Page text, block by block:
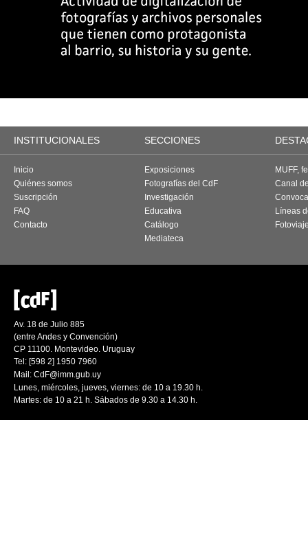
INSTITUCIONALES SECCIONES
Inicio
Quiénes somos
Suscripción
FAQ
Contacto
Exposiciones
Fotografías del CdF
Investigación
Educativa
Catálogo
Mediateca
MUFF,
Canal
Líneas
Av. 18 de Julio 885
(entre Andes y Convención)
CP 11100. Montevideo. Uruguay
Tel: [598 2] 1950 7960
Mail: CdF@imm.gub.uy
Lunes, miércoles, jueves, viernes: de 10 a 19.30 h.
Martes: de 10 a 21 h. Sábados de 9.30 a 14.30 h.